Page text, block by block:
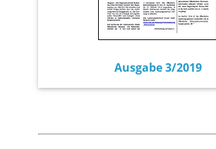
Ausgabe 3/2019